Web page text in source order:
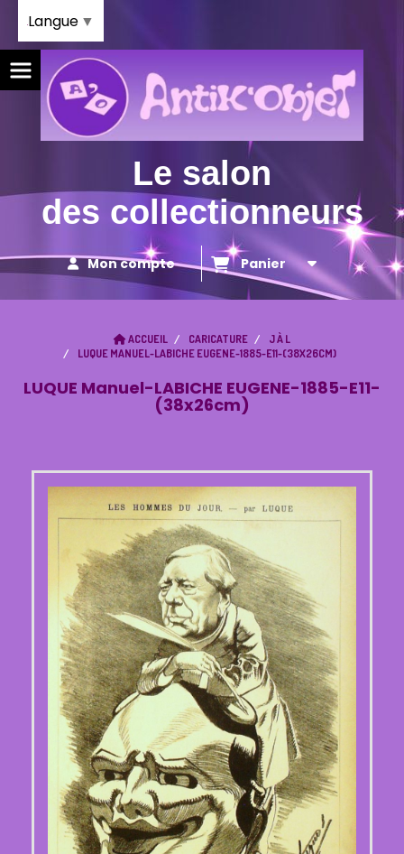
Le salon
des collectionneurs
Mon compte Panier
ACCUEIL CARICATURE
J À L
LUQUE MANUEL-LABICHE EUGENE-1885-E11-(38X26CM)
LUQUE Manuel-LABICHE EUGENE-1885-E11-
(38x26cm)
Langue ▼